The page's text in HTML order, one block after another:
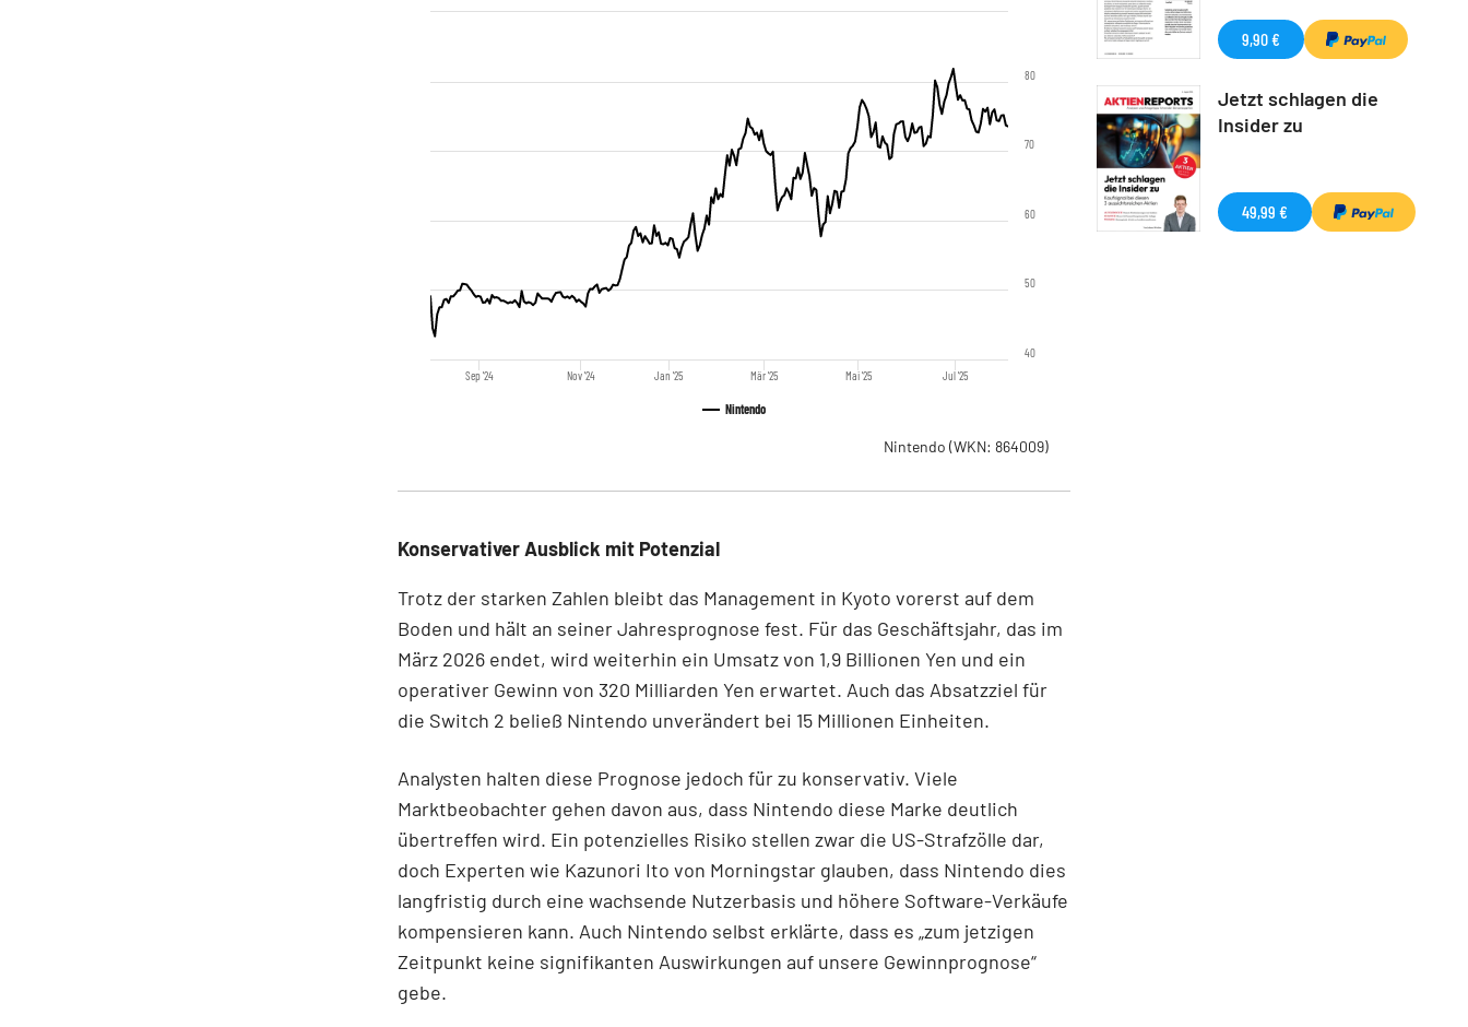
Nintendo
Sep '24 Nov '24 Jan '25 Mär '25 Mai '25 Jul '25
40
50
60
70
80
Nintendo (WKN: 864009)
Konservativer Ausblick mit Potenzial
Trotz der starken Zahlen bleibt das Management in Kyoto vorerst auf dem
Boden und hält an seiner Jahresprognose fest. Für das Geschäftsjahr, das im
März 2026 endet, wird weiterhin ein Umsatz von 1,9 Billionen Yen und ein
operativer Gewinn von 320 Milliarden Yen erwartet. Auch das Absatzziel für
die Switch 2 beließ Nintendo unverändert bei 15 Millionen Einheiten.
Analysten halten diese Prognose jedoch für zu konservativ. Viele
Marktbeobachter gehen davon aus, dass Nintendo diese Marke deutlich
übertreffen wird. Ein potenzielles Risiko stellen zwar die US-Strafzölle dar,
doch Experten wie Kazunori Ito von Morningstar glauben, dass Nintendo dies
langfristig durch eine wachsende Nutzerbasis und höhere Software-Verkäufe
kompensieren kann. Auch Nintendo selbst erklärte, dass es „zum jetzigen
Zeitpunkt keine signifikanten Auswirkungen auf unsere Gewinnprognose“
gebe.
9,90 €
Jetzt schlagen die
Insider zu
49,99 €